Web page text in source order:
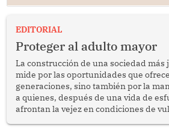
EDITORIAL
Proteger al adulto mayor
La construcción de una sociedad más
mide por las oportunidades que
generaciones, sino también por la
a quienes, después de una vida de
afrontan la vejez en condiciones de